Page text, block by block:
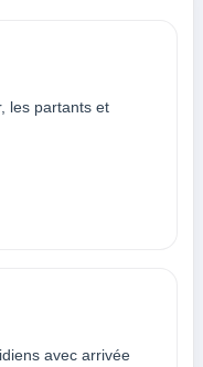
les partants et
avec arrivée